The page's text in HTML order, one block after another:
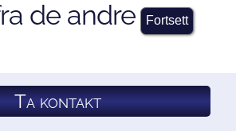
de andre
Ta kontakt